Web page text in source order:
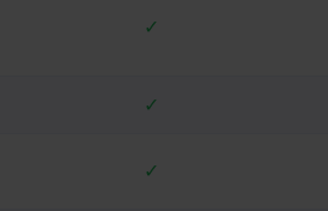
✓
✓
✓